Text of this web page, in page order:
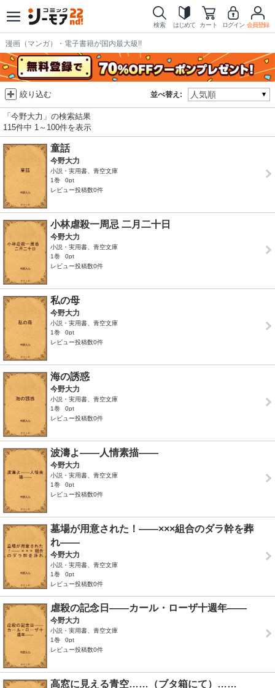
検索 はじめて カート ログイン 会員登録
漫画（マンガ）・電子書籍が国内最大級!!
並べ替え:
絞り込む
「今野大力」の検索結果
115件中 1～100件を表示
童話
今野大力
小説・実用書、青空文庫
1巻
0pt
レビュー投稿数0件
小林虐殺一周忌 二月二十日
今野大力
小説・実用書、青空文庫
1巻
0pt
レビュー投稿数0件
私の母
今野大力
小説・実用書、青空文庫
1巻
0pt
レビュー投稿数0件
海の誘惑
今野大力
小説・実用書、青空文庫
1巻
0pt
レビュー投稿数0件
波濤よ――人情素描――
今野大力
小説・実用書、青空文庫
1巻
0pt
レビュー投稿数0件
墓場が用意された！――×××組合のダラ幹を葬
れ――
今野大力
小説・実用書、青空文庫
1巻
0pt
レビュー投稿数0件
虐殺の記念日――カール・ローザ十週年――
今野大力
小説・実用書、青空文庫
1巻
0pt
レビュー投稿数0件
高窓に見える青空……（ブタ箱にて）……